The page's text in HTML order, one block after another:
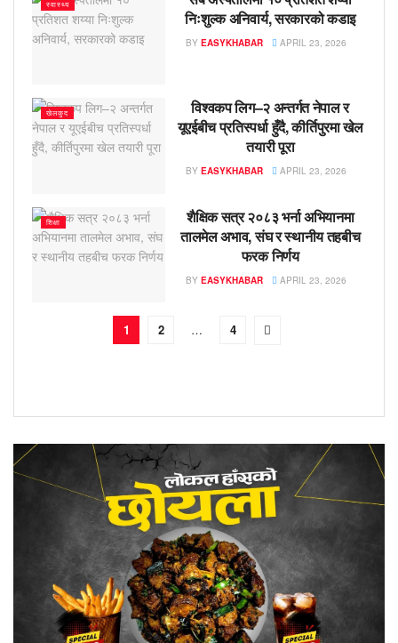
स्वास्थ्य
निःशुल्क अनिवार्य, सरकारको कडाइ
BY EASYKHABAR APRIL 23, 2026
खेलकुद
विश्वकप लिग–२ अन्तर्गत नेपाल र
यूएईबीच प्रतिस्पर्धा हुँदै, कीर्तिपुरमा खेल
तयारी पूरा
BY EASYKHABAR APRIL 23, 2026
शिक्षा
शैक्षिक सत्र २०८३ भर्ना अभियानमा
तालमेल अभाव, संघ र स्थानीय तहबीच
फरक निर्णय
BY EASYKHABAR APRIL 23, 2026
1 2 … 4